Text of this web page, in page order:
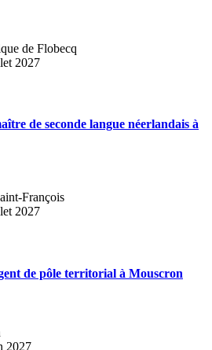
de Flobecq
2027
de seconde langue néerlandais à
François
2027
de pôle territorial à Mouscron
2027